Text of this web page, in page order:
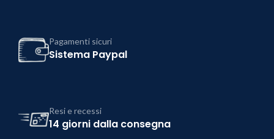
Pagamenti sicuri
Sistema Paypal
Resi e recessi
14 giorni dalla consegna